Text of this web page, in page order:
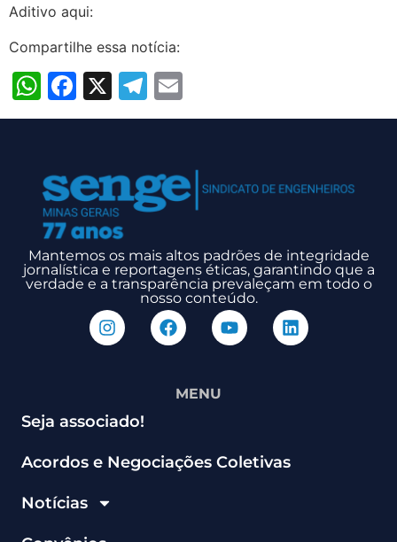
Aditivo aqui:
Compartilhe essa notícia:
WhatsApp
Facebook
X Telegram
Mantemos os mais altos padrões de integridade
jornalística e reportagens éticas, garantindo que a
verdade e a transparência prevaleçam em todo o
nosso conteúdo.
MENU
Seja associado!
Acordos e Negociações Coletivas
Notícias